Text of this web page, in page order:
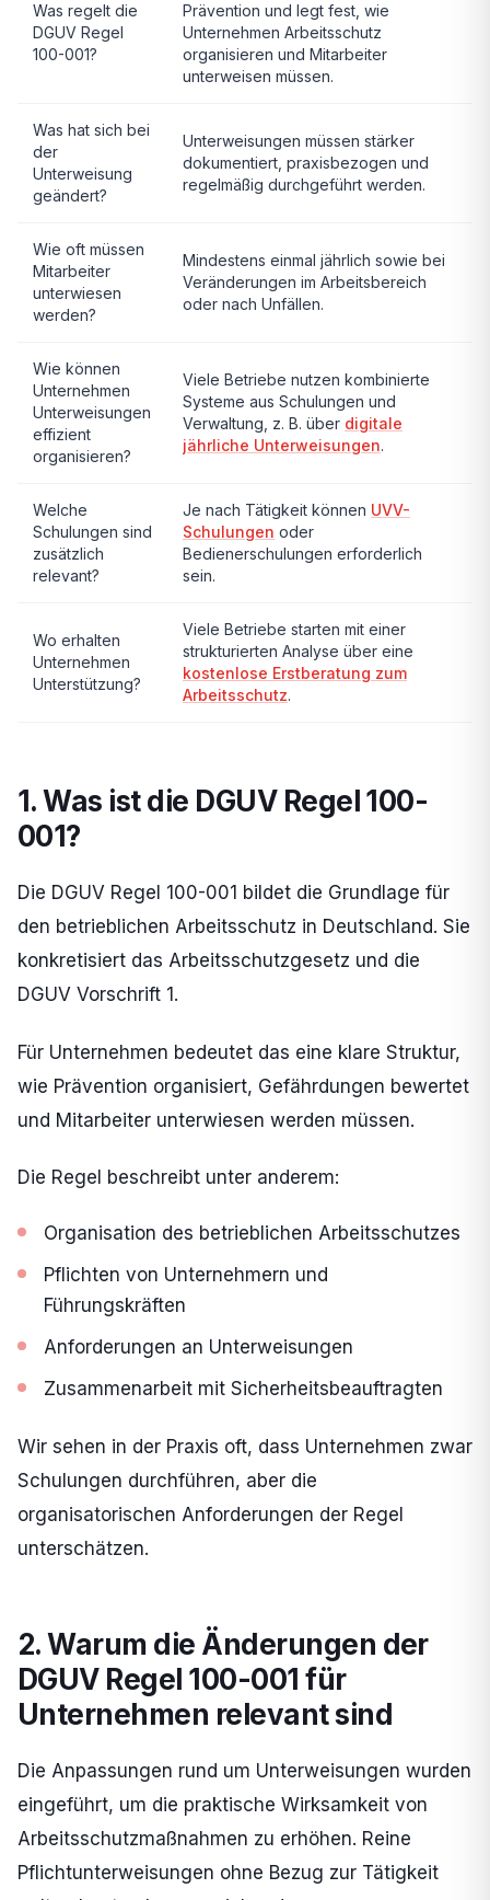
Was regelt die
DGUV Regel
100-001?
Prävention und legt fest, wie
Unternehmen Arbeitsschutz
organisieren und Mitarbeiter
unterweisen müssen.
Was hat sich bei
der
Unterweisung
geändert?
Unterweisungen müssen stärker
dokumentiert, praxisbezogen und
regelmäßig durchgeführt werden.
Wie oft müssen
Mitarbeiter
unterwiesen
werden?
Mindestens einmal jährlich sowie bei
Veränderungen im Arbeitsbereich
oder nach Unfällen.
Wie können
Unternehmen
Unterweisungen
effizient
organisieren?
Viele Betriebe nutzen kombinierte
Systeme aus Schulungen und
Verwaltung, z. B. über digitale
jährliche Unterweisungen.
Welche
Schulungen sind
zusätzlich
relevant?
Je nach Tätigkeit können UVV-
Schulungen oder
Bedienerschulungen erforderlich
sein.
Wo erhalten
Unternehmen
Unterstützung?
Viele Betriebe starten mit einer
strukturierten Analyse über eine
kostenlose Erstberatung zum
Arbeitsschutz.
1. Was ist die DGUV Regel 100-
001?
Die DGUV Regel 100-001 bildet die Grundlage für
den betrieblichen Arbeitsschutz in Deutschland. Sie
konkretisiert das Arbeitsschutzgesetz und die
DGUV Vorschrift 1.
Für Unternehmen bedeutet das eine klare Struktur,
wie Prävention organisiert, Gefährdungen bewertet
und Mitarbeiter unterwiesen werden müssen.
Die Regel beschreibt unter anderem:
Organisation des betrieblichen Arbeitsschutzes
Pflichten von Unternehmern und
Führungskräften
Anforderungen an Unterweisungen
Zusammenarbeit mit Sicherheitsbeauftragten
Wir sehen in der Praxis oft, dass Unternehmen zwar
Schulungen durchführen, aber die
organisatorischen Anforderungen der Regel
unterschätzen.
2. Warum die Änderungen der
DGUV Regel 100-001 für
Unternehmen relevant sind
Die Anpassungen rund um Unterweisungen wurden
eingeführt, um die praktische Wirksamkeit von
Arbeitsschutzmaßnahmen zu erhöhen. Reine
Pflichtunterweisungen ohne Bezug zur Tätigkeit